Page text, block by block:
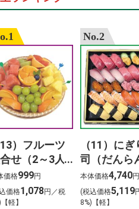
13）フルーツ
せ（2～3人
価格999円
価格1,078円／税
軽】
No.2
（11）にぎ
司（だんら
ット）3人前
本体価格4,740円
(税込価格5,119
8%)【軽】